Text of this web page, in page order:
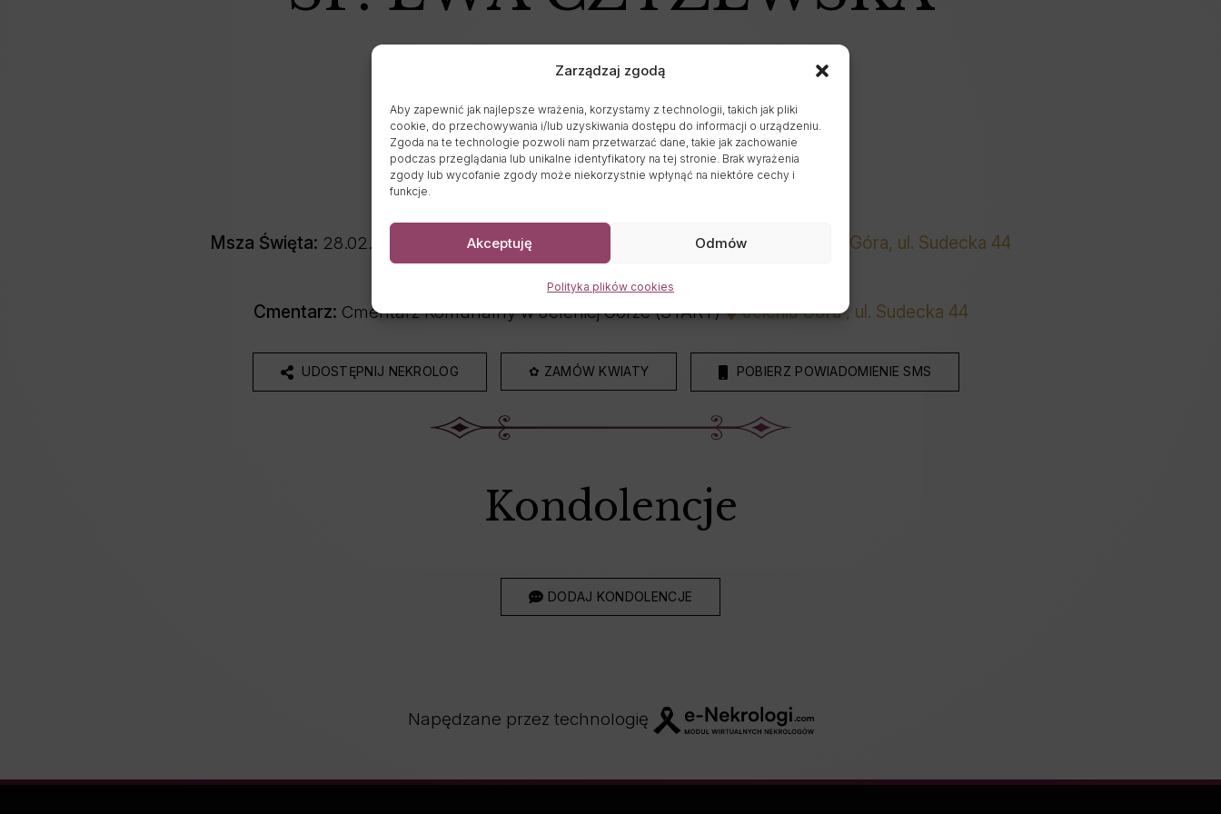
Zarządzaj zgodą
Aby zapewnić jak najlepsze wrażenia, korzystamy z technologii, takich jak pliki
cookie, do przechowywania i/lub uzyskiwania dostępu do informacji o urządzeniu.
Zgoda na te technologie pozwoli nam przetwarzać dane, takie jak zachowanie
podczas przeglądania lub unikalne identyfikatory na tej stronie. Brak wyrażenia
zgody lub wycofanie zgody może niekorzystnie wpłynąć na niektóre cechy i
funkcje.
Akceptuję Odmów
Polityka plików cookies
Wiek: 69 lat
Msza Święta: 28.02.2026 o godz. 13:30 Kaplica na Starym Cmentarzu
Jelenia Góra, ul. Sudecka 44
Wyprowadzenie do grobu o godz.
Cmentarz: Cmentarz Komunalny w Jeleniej Górze (STARY) Jelenia Góra , ul. Sudecka 44
UDOSTĘPNIJ NEKROLOG ✿ ZAMÓW KWIATY POBIERZ POWIADOMIENIE SMS
Kondolencje
DODAJ KONDOLENCJE
Napędzane przez technologię